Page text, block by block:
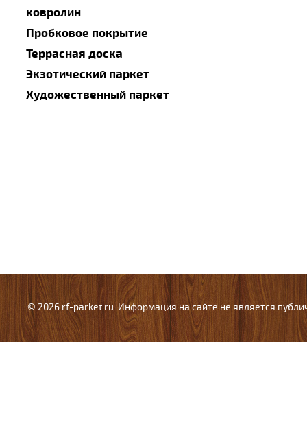
ковролин
Пробковое покрытие
Террасная доска
Экзотический паркет
Художественный паркет
© 2026 rf-parket.ru. Информация на сайте не является